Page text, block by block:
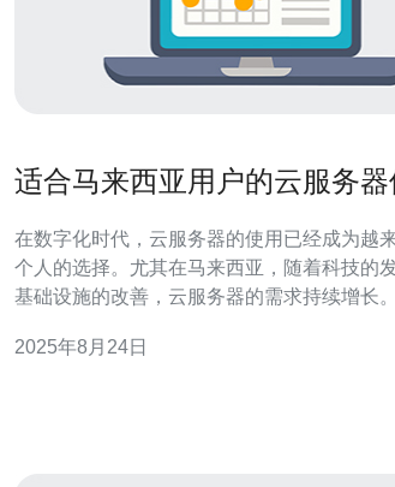
适合马来西亚用户的云服务
在数字化时代，云服务器的使用已经成为越
个人的选择。尤其在马来西亚，随着科技的
基础设施的改善，云服务器的需求持续增长
好地理解云服务的特点，选择合适的解决方案。 首先
2025年8月24日